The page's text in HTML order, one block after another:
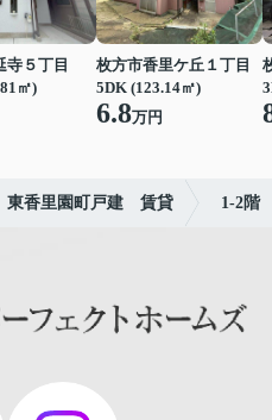
寺５丁目
㎡)
枚方市香里ケ丘１丁目
5DK (123.14㎡)
6.8万円
東香里園町戸建 賃貸 1-2階